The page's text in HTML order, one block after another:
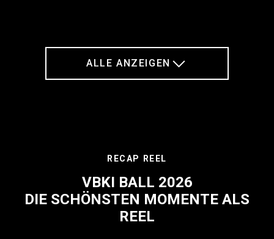
ALLE ANZEIGEN
RECAP REEL
VBKI BALL 2026
DIE SCHÖNSTEN MOMENTE ALS
REEL